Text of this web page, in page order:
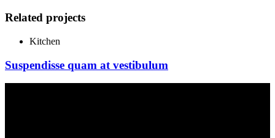
Related projects
Kitchen
Suspendisse quam at vestibulum